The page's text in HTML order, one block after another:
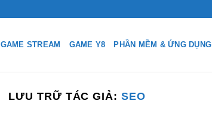
GAME STREAM GAME Y8 PHẦN MỀM & ỨNG DỤNG
LƯU TRỮ TÁC GIẢ: SEO